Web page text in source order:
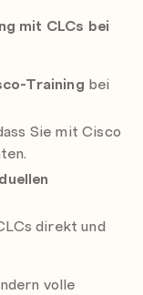
mit CLCs bei
Training bei
Sie mit Cisco
direkt und
volle